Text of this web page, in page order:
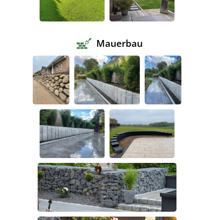
Mauerbau